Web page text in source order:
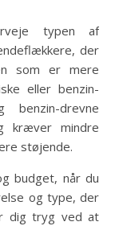
typen af
der
som er mere
eller benzin-
drevne
kræver mindre
støjende.
budget, når du
og type, der
dig tryg ved at